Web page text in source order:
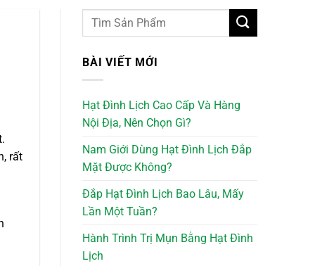
rất
BÀI VIẾT MỚI
Hạt Đình Lịch Cao Cấp Và Hàng
Nội Địa, Nên Chọn Gì?
Nam Giới Dùng Hạt Đình Lịch Đắp
Mặt Được Không?
Đắp Hạt Đình Lịch Bao Lâu, Mấy
Lần Một Tuần?
Hành Trình Trị Mụn Bằng Hạt Đình
Lịch